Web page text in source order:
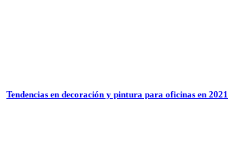
Tendencias en decoración y pintura para oficinas en 2021